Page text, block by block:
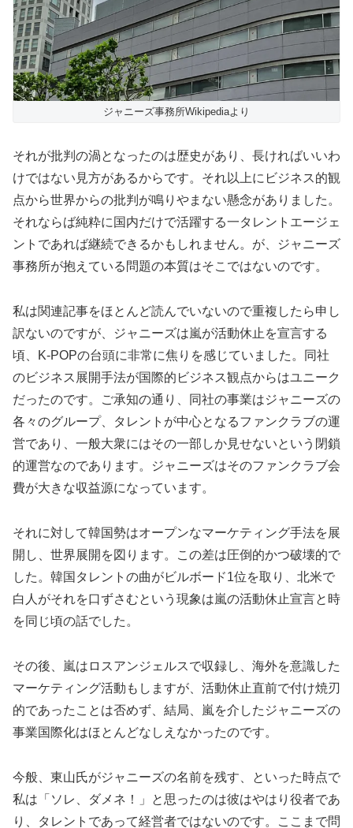
ジャニーズ事務所Wikipediaより
それが批判の渦となったのは歴史があり、長ければいいわ
けではない見方があるからです。それ以上にビジネス的観
点から世界からの批判が鳴りやまない懸念がありました。
それならば純粋に国内だけで活躍する一タレントエージェ
ントであれば継続できるかもしれません。が、ジャニーズ
事務所が抱えている問題の本質はそこではないのです。
私は関連記事をほとんど読んでいないので重複したら申し
訳ないのですが、ジャニーズは嵐が活動休止を宣言する
頃、K-POPの台頭に非常に焦りを感じていました。同社
のビジネス展開手法が国際的ビジネス観点からはユニーク
だったのです。ご承知の通り、同社の事業はジャニーズの
各々のグループ、タレントが中心となるファンクラブの運
営であり、一般大衆にはその一部しか見せないという閉鎖
的運営なのであります。ジャニーズはそのファンクラブ会
費が大きな収益源になっています。
それに対して韓国勢はオープンなマーケティング手法を展
開し、世界展開を図ります。この差は圧倒的かつ破壊的で
した。韓国タレントの曲がビルボード1位を取り、北米で
白人がそれを口ずさむという現象は嵐の活動休止宣言と時
を同じ頃の話でした。
その後、嵐はロスアンジェルスで収録し、海外を意識した
マーケティング活動もしますが、活動休止直前で付け焼刃
的であったことは否めず、結局、嵐を介したジャニーズの
事業国際化はほとんどなしえなかったのです。
今般、東山氏がジャニーズの名前を残す、といった時点で
私は「ソレ、ダメネ！」と思ったのは彼はやはり役者であ
り、タレントであって経営者ではないのです。ここまで問